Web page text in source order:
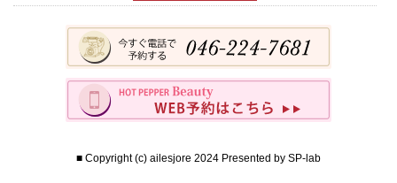
■ Copyright (c) ailesjore 2024 Presented by SP-lab